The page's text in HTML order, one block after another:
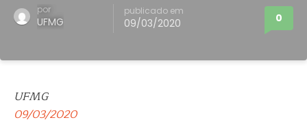
por
UFMG
publicado em
09/03/2020 0
UFMG
09/03/2020